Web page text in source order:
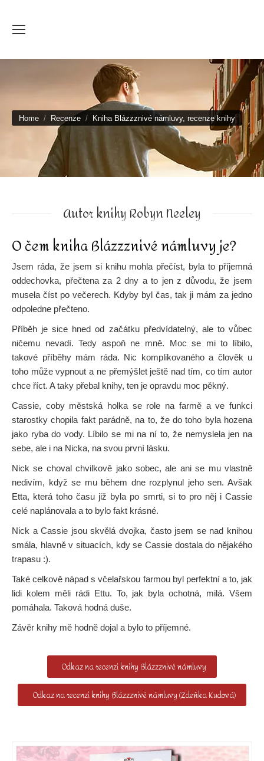
You are here:
Home Recenze Kniha Blázzznivé námluvy, recenze knihy
Autor knihy Robyn Neeley
O čem kniha Blázzznivé námluvy je?
Jsem ráda, že jsem si knihu mohla přečíst, byla to příjemná
oddechovka, přečtena za 2 dny a to jen z důvodu, že jsem
musela číst po večerech. Kdyby byl čas, tak ji mám za jedno
odpoledne přečteno.
Příběh je sice hned od začátku předvídatelný, ale to vůbec
ničemu nevadí. Tedy aspoň ne mně. Moc se mi to líbilo,
takové příběhy mám ráda. Nic komplikovaného a člověk u
toho může vypnout a ne přemýšlet ještě nad tím, co tím autor
chce říct. A taky přebal knihy, ten je opravdu moc pěkný.
Cassie, coby městská holka se role na farmě a ve funkci
starostky chopila fakt parádně, na to, že do toho byla hozena
jako ryba do vody. Líbilo se mi na ní to, že nemyslela jen na
sebe, ale i na Nicka, na svou první lásku.
Nick se choval chvilkově jako sobec, ale ani se mu vlastně
nedivím, když se mu během dne rozplynul jeho sen. Avšak
Etta, která toho času již byla po smrti, si to pro něj i Cassie
celé naplánovala a to bylo fakt krásné.
Nick a Cassie jsou skvělá dvojka, často jsem se nad knihou
smála, hlavně v situacích, kdy se Cassie dostala do nějakého
trapasu :).
Také celkově nápad s včelařskou farmou byl perfektní a to, jak
lidi kolem měli rádi Ettu. To, jak byla ochotná, milá. Všem
pomáhala. Taková hodná duše.
Závěr knihy mě hodně dojal a bylo to příjemné.
Odkaz na recenzi knihy Blázzznivé námluvy
Odkaz na recenzi knihy Blázzznivé námluvy (Zdeňka Kudová)